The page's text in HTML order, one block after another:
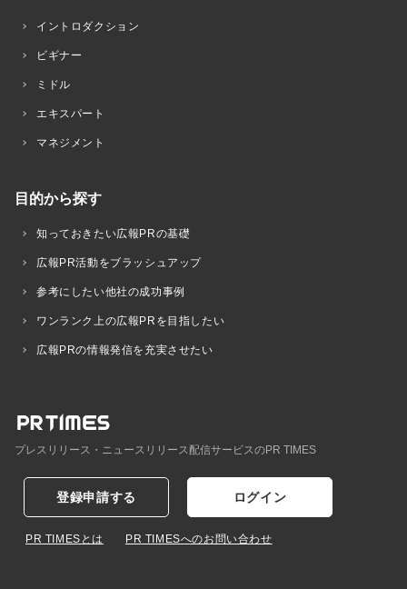
イントロダクション
ビギナー
ミドル
エキスパート
マネジメント
目的から探す
知っておきたい広報PRの基礎
広報PR活動をブラッシュアップ
参考にしたい他社の成功事例
ワンランク上の広報PRを目指したい
広報PRの情報発信を充実させたい
プレスリリース・ニュースリリース配信サービスのPR TIMES
登録申請する ログイン
PR TIMESとは PR TIMESへのお問い合わせ